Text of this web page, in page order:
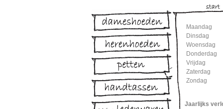
Maandag
Dinsdag
Woensdag
Donderdag
Vrijdag
Zaterdag
Zondag
Jaarlijks